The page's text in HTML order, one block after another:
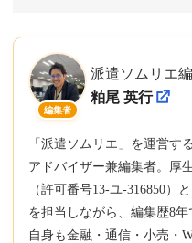
編集者
派遣ソムリエ
粕尾 英行
「派遣ソムリエ」を運営す
アドバイザー兼編集者。厚
（許可番号13-ユ-316850）
を担当しながら、編集歴8年
自身も金融・通信・小売・